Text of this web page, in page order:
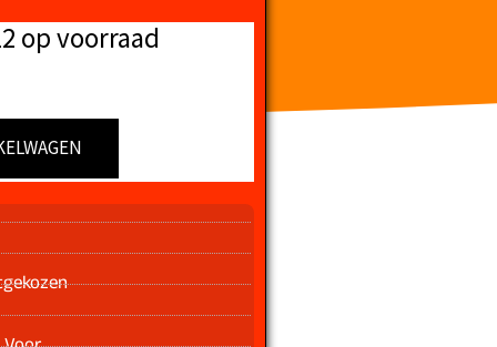
op voorraad